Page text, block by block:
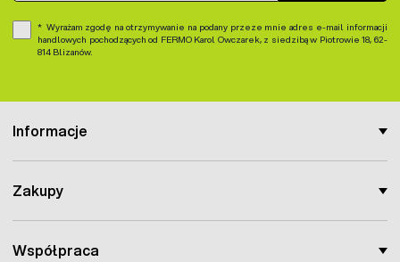
Informacje
Zakupy
Współpraca
Wyrażam zgodę na otrzymywanie na podany przeze mnie adres e-mail informacji
handlowych pochodzących od FERMO Karol Owczarek, z siedzibą w Piotrowie 18, 62-
814 Blizanów.